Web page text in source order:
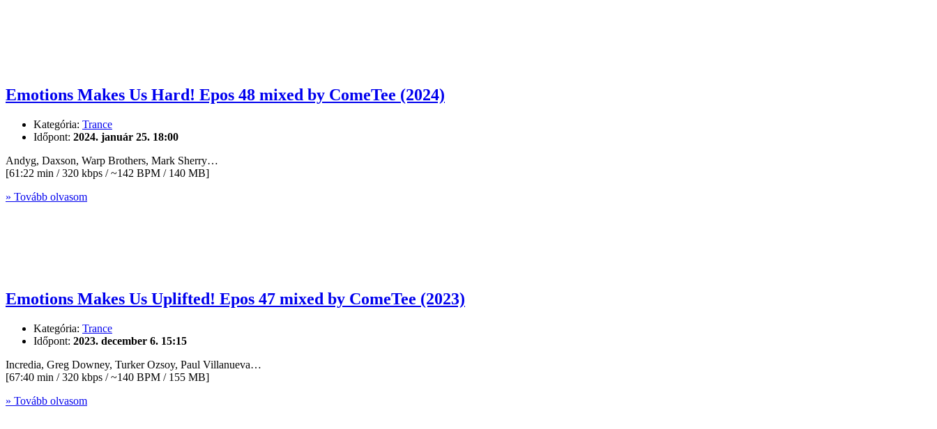
Emotions Makes Us Hard! Epos 48 mixed by ComeTee (2024)
Kategória: Trance
Időpont: 2024. január 25. 18:00
Andyg, Daxson, Warp Brothers, Mark Sherry…
[61:22 min / 320 kbps / ~142 BPM / 140 MB]
» Tovább olvasom
Emotions Makes Us Uplifted! Epos 47 mixed by ComeTee (2023)
Kategória: Trance
Időpont: 2023. december 6. 15:15
Incredia, Greg Downey, Turker Ozsoy, Paul Villanueva…
[67:40 min / 320 kbps / ~140 BPM / 155 MB]
» Tovább olvasom